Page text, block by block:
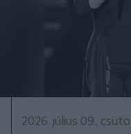
2026. július 09.,